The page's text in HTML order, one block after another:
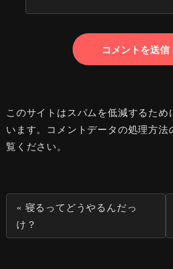
このサイトはスパムを低減するた
います。 コメントデータの処理方
覧ください。
« 寝るってどうやるんだっ
け？